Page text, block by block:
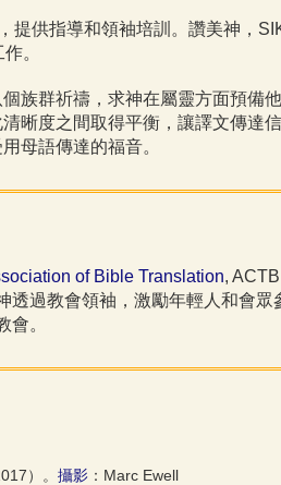
提供指導和領袖培訓。讚美神，
。
族群祈禱，求神在屬靈方面預備
晰度之間取得平衡，讓譯文傳達信
母語傳達的福音。
of Bible Translation,
透過教會領袖，激勵年輕人和會
會。
）。 攝影 ：Marc Ewell